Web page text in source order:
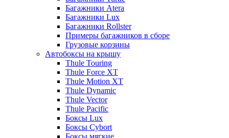
Багажники Atera
Багажники Lux
Багажники Rollster
Примеры багажников в сборе
Грузовые корзины
Автобоксы на крышу
Thule Touring
Thule Force XT
Thule Motion XT
Thule Dynamic
Thule Vector
Thule Pacific
Боксы Lux
Боксы Cybort